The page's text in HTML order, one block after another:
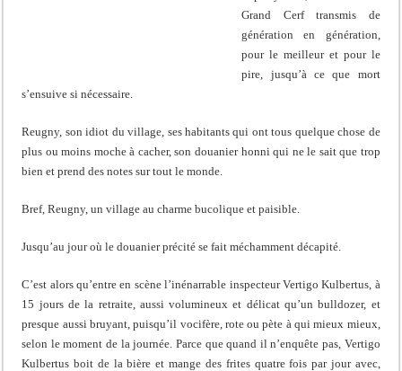
Grand Cerf transmis de
génération en génération,
pour le meilleur et pour le
pire, jusqu’à ce que mort
s’ensuive si nécessaire.
Reugny, son idiot du village, ses habitants qui ont tous quelque chose de
plus ou moins moche à cacher, son douanier honni qui ne le sait que trop
bien et prend des notes sur tout le monde.
Bref, Reugny, un village au charme bucolique et paisible.
Jusqu’au jour où le douanier précité se fait méchamment décapité.
C’est alors qu’entre en scène l’inénarrable inspecteur Vertigo Kulbertus, à
15 jours de la retraite, aussi volumineux et délicat qu’un bulldozer, et
presque aussi bruyant, puisqu’il vocifère, rote ou pète à qui mieux mieux,
selon le moment de la journée. Parce que quand il n’enquête pas, Vertigo
Kulbertus boit de la bière et mange des frites quatre fois par jour avec,